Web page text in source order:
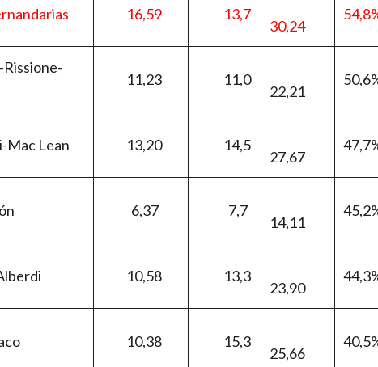
16,59 13,7
30,24
Rissione-
11,23 11,0
22,21
Mac Lean 13,20 14,5
27,67
6,37 7,7
14,11
10,58 13,3
23,90
10,38 15,3
25,66